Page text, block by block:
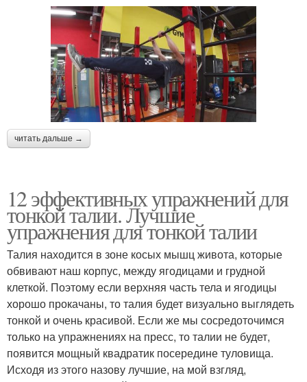
читать дальше →
12 эффективных упражнений для
тонкой талии. Лучшие
упражнения для тонкой талии
Талия находится в зоне косых мышц живота, которые
обвивают наш корпус, между ягодицами и грудной
клеткой. Поэтому если верхняя часть тела и ягодицы
хорошо прокачаны, то талия будет визуально выглядеть
тонкой и очень красивой. Если же мы сосредоточимся
только на упражнениях на пресс, то талии не будет,
появится мощный квадратик посередине туловища.
Исходя из этого назову лучшие, на мой взгляд,